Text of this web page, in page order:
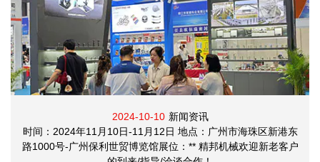
2024-10-10 新闻资讯
时间：2024年11月10日-11月12日 地点：广州市海珠区新港东
路1000号-广州保利世贸博览馆展位：** 精邦机械欢迎新老客户